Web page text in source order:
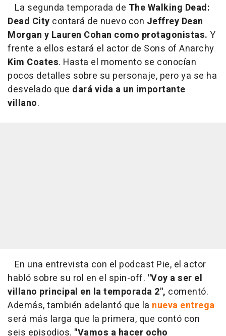
La segunda temporada de The Walking Dead:
Dead City contará de nuevo con Jeffrey Dean
Morgan y Lauren Cohan como protagonistas. Y
frente a ellos estará el actor de Sons of Anarchy
Kim Coates. Hasta el momento se conocían
pocos detalles sobre su personaje, pero ya se ha
desvelado que dará vida a un importante
villano.
En una entrevista con el podcast Pie, el actor
habló sobre su rol en el spin-off. "Voy a ser el
villano principal en la temporada 2", comentó.
Además, también adelantó que la nueva entrega
será más larga que la primera, que contó con
seis episodios. "Vamos a hacer ocho